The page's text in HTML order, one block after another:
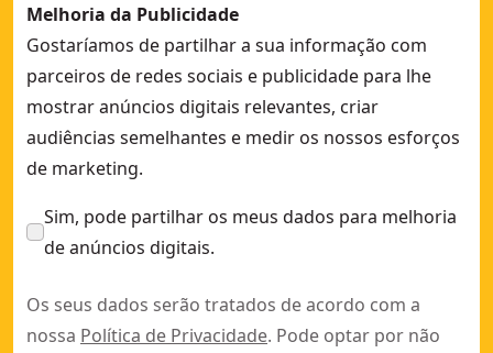
Melhoria da Publicidade
Gostaríamos de partilhar a sua informação com
parceiros de redes sociais e publicidade para lhe
mostrar anúncios digitais relevantes, criar
audiências semelhantes e medir os nossos esforços
de marketing.
Sim, pode partilhar os meus dados para melhoria
de anúncios digitais.
Os seus dados serão tratados de acordo com a
nossa Política de Privacidade. Pode optar por não